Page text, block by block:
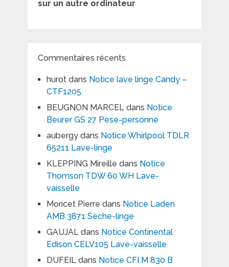
sur un autre ordinateur
Commentaires récents
hurotdans Notice lave linge Candy –
CTF1205
BEUGNON MARCELdans Notice
Beurer GS 27 Pèse-personne
aubergydans Notice Whirlpool TDLR
65211 Lave-linge
KLEPPING Mireille dans Notice
Thomson TDW 60 WH Lave-
vaisselle
Moricet Pierre dans Notice Laden
AMB 3871 Sèche-linge
GAUJALdans Notice Continental
Edison CELV105 Lave-vaisselle
DUFEILdans Notice CFI M 830 B